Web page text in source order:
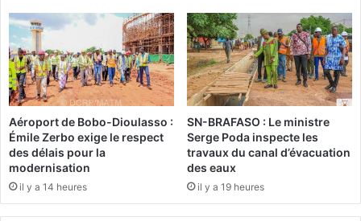
i
o
n
d
i
r
e
c
t
e
n
t
e
r
p
e
l
l
e
e
Aéroport de Bobo-Dioulasso :
Émile Zerbo exige le respect
des délais pour la
modernisation
il y a 14 heures
SN-BRAFASO : Le ministre
Serge Poda inspecte les
travaux du canal d’évacuation
des eaux
il y a 19 heures